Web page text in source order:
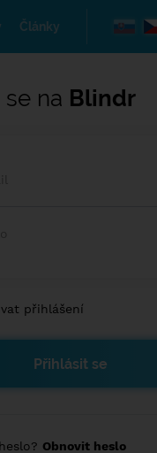
Články
na Blindr
přihlášení
Obnovit heslo